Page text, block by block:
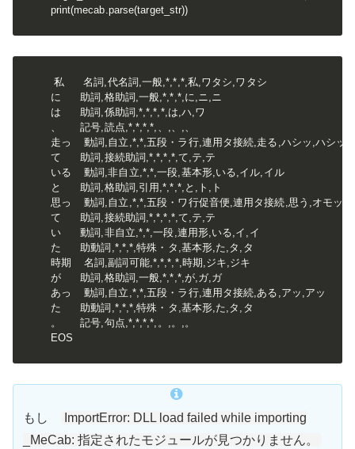
print(mecab.parse(target_str))
私      名詞,代名詞,一般,*,*,*,私,ワタシ,ワタシ
に      助詞,格助詞,一般,*,*,*,に,ニ,ニ
は      助詞,係助詞,*,*,*,*,は,ハ,ワ
、      記号,読点,*,*,*,*,、,、,、
走っ    動詞,自立,*,*,五段・ラ行,連用タ接続,走る,ハシッ,ハシッ
て      助詞,接続助詞,*,*,*,*,て,テ,テ
いる    動詞,非自立,*,*,一段,基本形,いる,イル,イル
と      助詞,格助詞,引用,*,*,*,と,ト,ト
思っ    動詞,自立,*,*,五段・ワ行促音便,連用タ接続,思う,オモッ,
て      助詞,接続助詞,*,*,*,*,て,テ,テ
い      動詞,非自立,*,*,一段,連用形,いる,イ,イ
た      助動詞,*,*,*,特殊・タ,基本形,た,タ,タ
時期    名詞,副詞可能,*,*,*,*,時期,ジキ,ジキ
が      助詞,格助詞,一般,*,*,*,が,ガ,ガ
あっ    動詞,自立,*,*,五段・ラ行,連用タ接続,ある,アッ,アッ
た      助動詞,*,*,*,特殊・タ,基本形,た,タ,タ
。      記号,句点,*,*,*,*,。,。,。
EOS
もし
ImportError: DLL load failed while importing
_MeCab: 指定されたモジュールが見つかりません。